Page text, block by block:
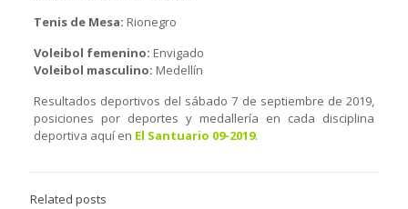
Tenis de Mesa: Rionegro
Voleibol femenino: Envigado
Voleibol masculino: Medellín
Resultados deportivos del sábado 7 de septiembre de 2019,
posiciones por deportes y medallería en cada disciplina
deportiva aquí en El Santuario 09-2019.
Related posts